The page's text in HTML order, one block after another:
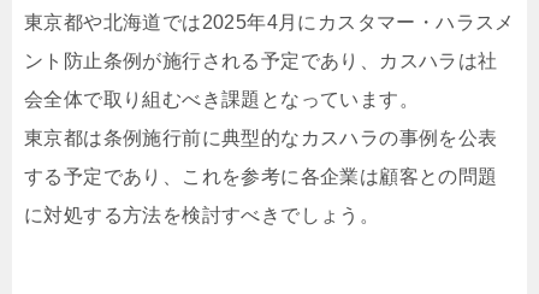
東京都や北海道では2025年4月にカスタマー・ハラスメ
ント防止条例が施行される予定であり、カスハラは社
会全体で取り組むべき課題となっています。
東京都は条例施行前に典型的なカスハラの事例を公表
する予定であり、これを参考に各企業は顧客との問題
に対処する方法を検討すべきでしょう。